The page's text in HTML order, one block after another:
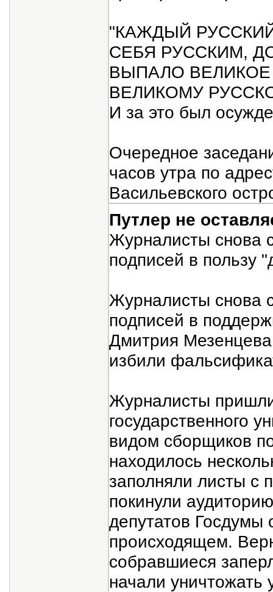
"КАЖДЫЙ
СЕБЯ РУССКИМ,
ВЫПАЛО
ВЕЛИКОМУ
И за это был
Очередное
часов утра по
Васильевского
Путлер не
Журналисты снова
подписей в пользу
Журналисты снова
подписей в
Дмитрия
избили
Журналисты
государственного
видом сборщиков
находилось
заполняли листы с
покинули
депутатов Госдумы
происходящем.
собравшиеся
начали уничтожать